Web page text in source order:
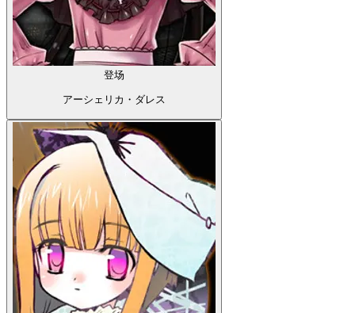
登场
アーシェリカ・ダレス